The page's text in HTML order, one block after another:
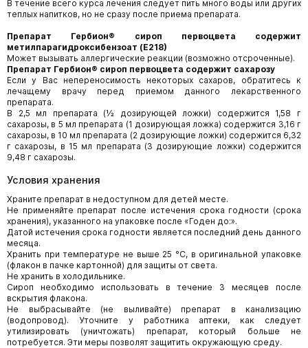
В течение всего курса лечения следует пить много воды или других
теплых напитков, но не сразу после приема препарата.
Препарат Гербион® сироп первоцвета содержит
метилпарагидроксибензоат (Е218)
Может вызывать аллергические реакции (возможно отсроченные).
Препарат Гербион® сироп первоцвета содержит сахарозу
Если у Вас непереносимость некоторых сахаров, обратитесь к
лечащему врачу перед приемом данного лекарственного
препарата.
В 2,5 мл препарата (½ дозирующей ложки) содержится 1,58 г
сахарозы, в 5 мл препарата (1 дозирующая ложка) содержится 3,16 г
сахарозы, в 10 мл препарата (2 дозирующие ложки) содержится 6,32
г сахарозы, в 15 мл препарата (3 дозирующие ложки) содержится
9,48 г сахарозы.
Условия хранения
Храните препарат в недоступном для детей месте.
Не применяйте препарат после истечения срока годности (срока
хранения), указанного на упаковке после «Годен до:».
Датой истечения срока годности является последний день данного
месяца.
Хранить при температуре не выше 25 °C, в оригинальной упаковке
(флакон в пачке картонной) для защиты от света.
Не хранить в холодильнике.
Сироп необходимо использовать в течение 3 месяцев после
вскрытия флакона.
Не выбрасывайте (не выливайте) препарат в канализацию
(водопровод). Уточните у работника аптеки, как следует
утилизировать (уничтожать) препарат, который больше не
потребуется. Эти меры позволят защитить окружающую среду.